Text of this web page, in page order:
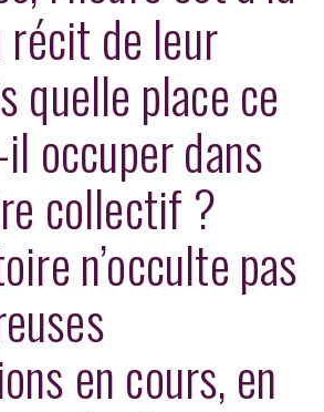
récit de leur
quelle place ce
occuper dans
collectif ?
n’occulte pas
en cours, en